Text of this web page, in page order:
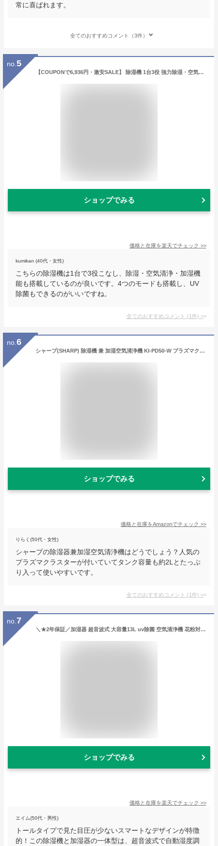
常に喜ばれます。
全てのおすすめコメント（3件）
no. 5
【COUPONで6,936円・激安SALE】 除湿機 1台3役 強力除湿・空気清浄・加湿 国内80,000台＋累計販売 ホースで連続排水 580ml/日 20畳 1L 大容量 加湿器 空気清浄機 湿度調整 4モード イオン発生 UV-C除菌 AI自動モード カビ/PM2.5/花粉対策 部屋干し 衣類乾燥 梅雨対策
ショップでみる
価格と在庫を楽天でチェック >>
kumikan (40代・女性)
こちらの除湿機は1台で3役こなし、除湿・空気清浄・加湿機
能も搭載しているのが良いです。4つのモードも搭載し、UV
除菌もできるのがいいですね。
全てのおすすめコメント (1件) >
no. 6
シャープ(SHARP) 除湿機 兼 加湿空気清浄機 KI-PD50-W プラズマクラスター 25000 空気清浄 21畳 / 除湿 14畳・5L 加湿・タンク容量 約2L/加湿量400mL ホワイト
ショップでみる
価格と在庫をAmazonでチェック >>
りらく(50代・女性)
シャープの除湿器兼加湿空気清浄機はどうでしょう？人気の
プラズマクラスターが付いていてタンク容量も約2Lとたっぷ
り入って使いやすいです。
全てのおすすめコメント (1件) >
no. 7
＼★2年保証／加湿器 超音波式 大容量13L uv除菌 空気清浄機 花粉対策 除菌 自動湿度調節 空焚き防止 上部給水 6段階調節 最大噴霧量1000ML/H 40畳 業務用 寝室 静音 節電 省エネ 加湿器おすすめ ハイブリッド加湿器 お手入れ簡単 乾燥対策 アロマ対応 除菌 スマート恒湿機能
ショップでみる
価格と在庫を楽天でチェック >>
エイム(50代・男性)
トールタイプで見た目圧が少ないスマートなデザインが特徴
的！この除湿機と加湿器の一体型は、超音波式で自動湿度調